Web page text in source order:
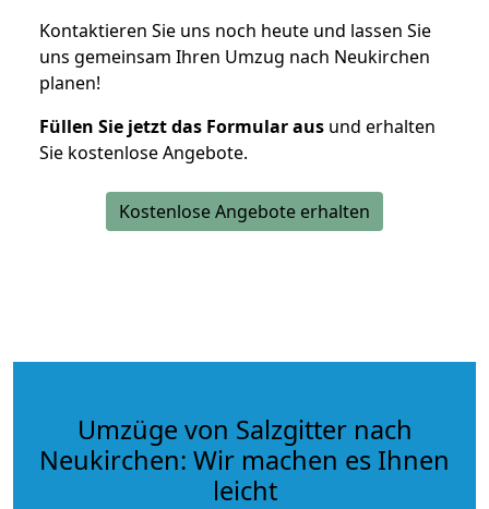
Kontaktieren Sie uns noch heute und lassen Sie
uns gemeinsam Ihren Umzug nach Neukirchen
planen!
Füllen Sie jetzt das Formular aus und erhalten
Sie kostenlose Angebote.
Kostenlose Angebote erhalten
Umzüge von Salzgitter nach
Neukirchen: Wir machen es Ihnen
leicht